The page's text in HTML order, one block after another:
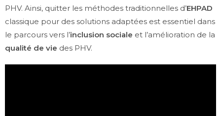
PHV. Ainsi, quitter les méthodes traditionnelles d’EHPAD
classique pour des solutions adaptées est essentiel dans
le parcours vers l’inclusion sociale et l’amélioration de la
qualité de vie des PHV.